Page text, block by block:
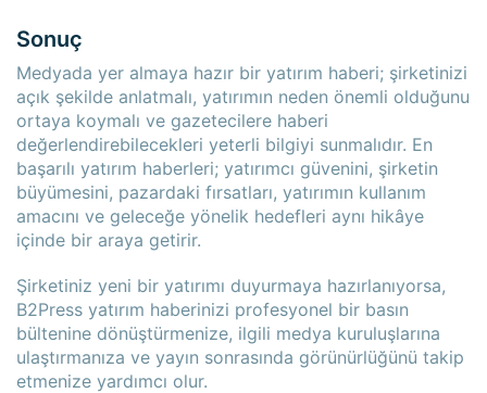
Sonuç
Medyada yer almaya hazır bir yatırım haberi; şirketinizi
açık şekilde anlatmalı, yatırımın neden önemli olduğunu
ortaya koymalı ve gazetecilere haberi
değerlendirebilecekleri yeterli bilgiyi sunmalıdır. En
başarılı yatırım haberleri; yatırımcı güvenini, şirketin
büyümesini, pazardaki fırsatları, yatırımın kullanım
amacını ve geleceğe yönelik hedefleri aynı hikâye
içinde bir araya getirir.
Şirketiniz yeni bir yatırımı duyurmaya hazırlanıyorsa,
B2Press yatırım haberinizi profesyonel bir basın
bültenine dönüştürmenize, ilgili medya kuruluşlarına
ulaştırmanıza ve yayın sonrasında görünürlüğünü takip
etmenize yardımcı olur.